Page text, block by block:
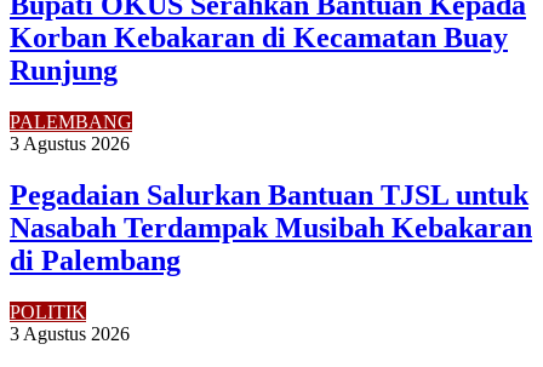
Korban Kebakaran di Kecamatan Buay
Runjung
PALEMBANG
3 Agustus 2026
Pegadaian Salurkan Bantuan TJSL untuk
Nasabah Terdampak Musibah Kebakaran
di Palembang
POLITIK
3 Agustus 2026